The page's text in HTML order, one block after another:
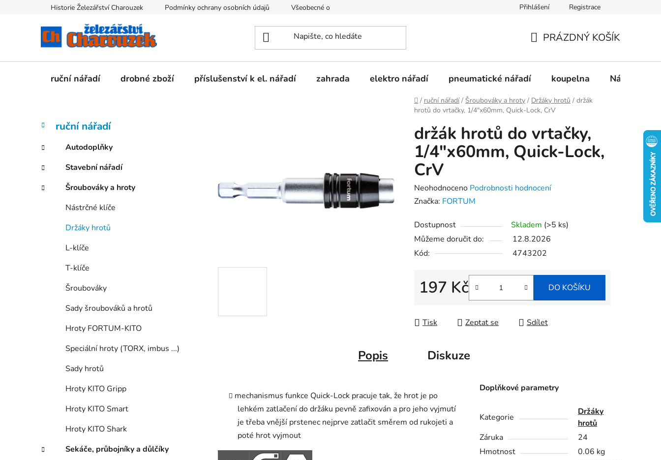
Historie Železářství Charouzek Podmínky ochrany osobních údajů Všeobecné obchodní podmínky Doprava a platba Kontakty
Přihlášení Registrace
KOŠÍK
PRÁZDNÝ KOŠÍK
ruční nářadí drobné zboží příslušenství k el. nářadí zahrada elektro nářadí pneumatické nářadí koupelna Nádobí
Domů
/ ruční nářadí / Šroubováky a hroty / Držáky hrotů / držák
hrotů do vrtačky, 1/4"x60mm, Quick-Lock, CrV
P
s
r
a
Přeskočit
kategorie
K
a
e
g
o
r
ruční nářadí
Autodoplňky
Stavební nářadí
Šroubováky a hroty
Nástrčné klíče
Držáky hrotů
L-klíče
T-klíče
Šroubováky
Sady šroubováků a hrotů
Hroty FORTUM-KITO
Speciální hroty (TORX, imbus ...)
Sady hrotů
Hroty KITO Gripp
Hroty KITO Smart
Hroty KITO Shark
Sekáče, průbojníky a důlčíky
držák hrotů do vrtačky,
1/4"x60mm, Quick-Lock,
CrV
Průměrné
hodnocení
je
0,0
z
hvězdiček.
Neohodnoceno Podrobnosti hodnocení
Značka: FORTUM
Dostupnost Skladem (>5 ks)
Můžeme doručit do:
12.8.2026
Kód:
4743202
197 Kč DO KOŠÍKU
Tisk Zeptat se Sdílet
Popis Diskuze
mechanismus funkce Quick-Lock pracuje tak, že hrot je po
lehkém zatlačení do držáku pevně zafixován a pro jeho vyjmutí
je třeba vnější prstenec nejprve zatlačit směrem od rukojeti a
poté hrot vyjmout
Doplňkové parametry
Kategorie
Držáky
hrotů
Záruka
24
Hmotnost
0.06 kg